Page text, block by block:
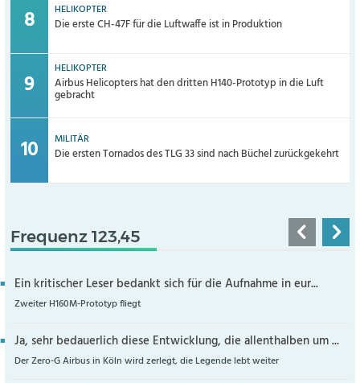
HELIKOPTER
Die erste CH-47F für die Luftwaffe ist in Produktion
HELIKOPTER
Airbus Helicopters hat den dritten H140-Prototyp in die Luft
gebracht
MILITÄR
Die ersten Tornados des TLG 33 sind nach Büchel zurückgekehrt
Frequenz 123,45
Ein kritischer Leser bedankt sich für die Aufnahme in eur...
Zweiter H160M-Prototyp fliegt
Ja, sehr bedauerlich diese Entwicklung, die allenthalben um ...
Der Zero-G Airbus in Köln wird zerlegt, die Legende lebt weiter